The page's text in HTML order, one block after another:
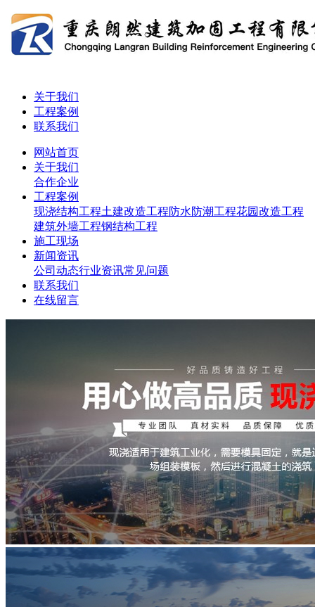
关于我们
工程案例
联系我们
网站首页
关于我们
合作企业
工程案例
现浇结构工程土建改造工程防水防潮工程花园改造工程
建筑外墙工程钢结构工程
施工现场
新闻资讯
公司动态行业资讯常见问题
联系我们
在线留言